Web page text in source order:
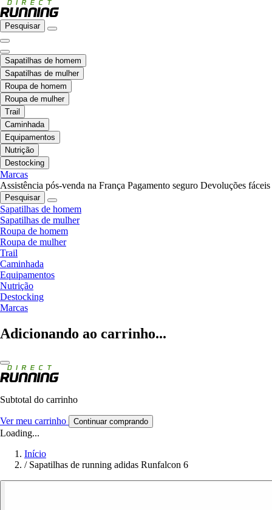
Pesquisar
Sapatilhas de homem
Sapatilhas de mulher
Roupa de homem
Roupa de mulher
Trail
Caminhada
Equipamentos
Nutrição
Destocking
Marcas
Assistência pós-venda na França Pagamento seguro Devoluções fáceis
Pesquisar
Sapatilhas de homem
Sapatilhas de mulher
Roupa de homem
Roupa de mulher
Trail
Caminhada
Equipamentos
Nutrição
Destocking
Marcas
Adicionando ao carrinho...
Subtotal do carrinho
Ver meu carrinho Continuar comprando
Loading...
Início
/ Sapatilhas de running adidas Runfalcon 6